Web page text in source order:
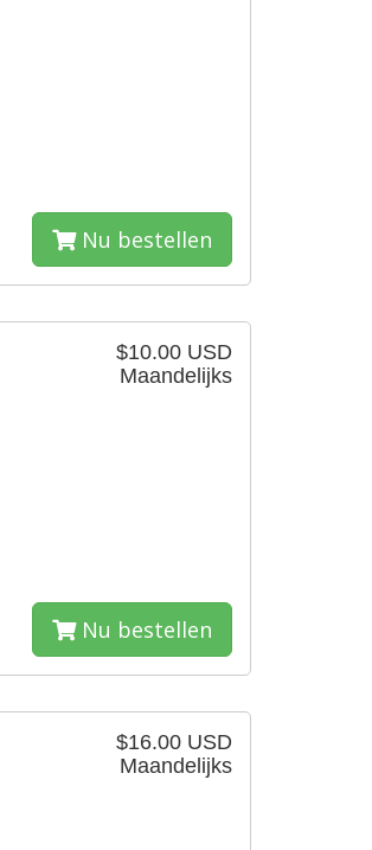
Nu bestellen
$10.00 USD
Maandelijks
Nu bestellen
$16.00 USD
Maandelijks